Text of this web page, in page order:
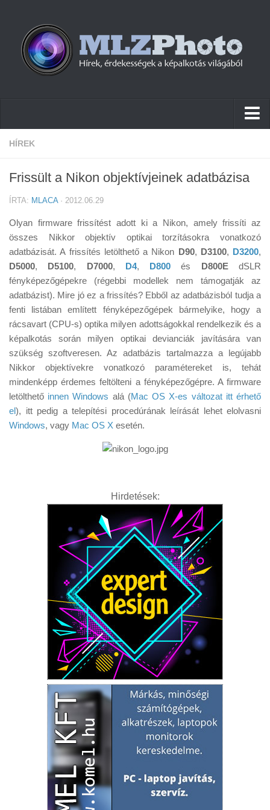
Hírek
Cikkek
Firmware
Tudástár
Tanácsok
Érdekességek
Helyszíni Riport
E-BB
HÍREK
Frissült a Nikon objektívjeinek adatbázisa
ÍRTA: MLACA· 2012.06.29
Olyan firmware frissítést adott ki a Nikon, amely frissíti az
összes Nikkor objektív optikai torzításokra vonatkozó
adatbázisát. A frissítés letölthető a Nikon D90, D3100, D3200,
D5000, D5100, D7000, D4, D800 és D800EdSLR
fényképezőgépekre (régebbi modellek nem támogatják az
adatbázist). Mire jó ez a frissítés? Ebből az adatbázisból tudja a
fenti listában említett fényképezőgépek bármelyike, hogy a
rácsavart (CPU-s) optika milyen adottságokkal rendelkezik és a
képalkotás során milyen optikai devianciák javítására van
szükség szoftveresen. Az adatbázis tartalmazza a legújabb
Nikkor objektívekre vonatkozó paramétereket is, tehát
mindenképp érdemes feltölteni a fényképezőgépre. A firmware
letölthető innen Windows alá (Mac OS X-es változat itt érhető
el), itt pedig a telepítési procedúrának leírását lehet elolvasni
Windows, vagy Mac OS X esetén.
Hirdetések: